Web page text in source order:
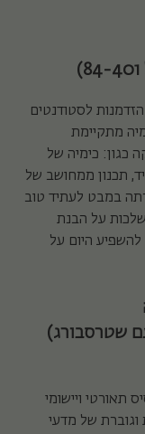
(84-401
לסטודנטים
מתקיימת
כגון: כימיה של
תכנון ממחושב של
במבט לעתיד טוב
על הבנת
להשפיע היום על
שטרסבורג)
תאורטי ויישומי
וגוברת של מדעי